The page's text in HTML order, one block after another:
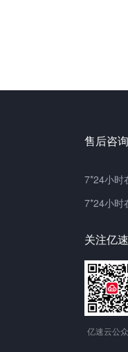
售后咨询
7*24小时
7*24小时
关注亿
亿速云公